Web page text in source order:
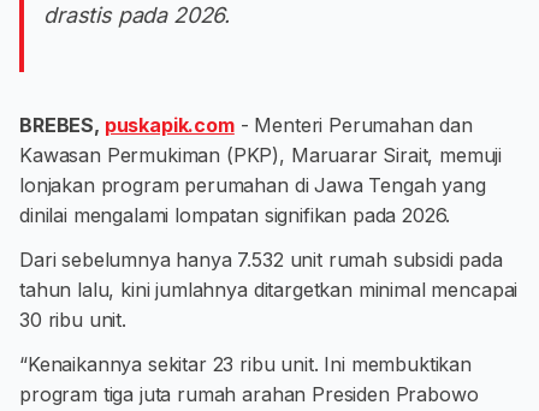
drastis pada 2026.
BREBES, puskapik.com- Menteri Perumahan dan
Kawasan Permukiman (PKP), Maruarar Sirait, memuji
lonjakan program perumahan di Jawa Tengah yang
dinilai mengalami lompatan signifikan pada 2026.
Dari sebelumnya hanya 7.532 unit rumah subsidi pada
tahun lalu, kini jumlahnya ditargetkan minimal mencapai
30 ribu unit.
“Kenaikannya sekitar 23 ribu unit. Ini membuktikan
program tiga juta rumah arahan Presiden Prabowo